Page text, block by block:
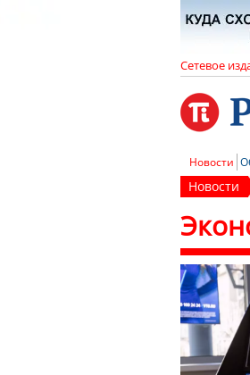
Сетевое
Новости
Новости